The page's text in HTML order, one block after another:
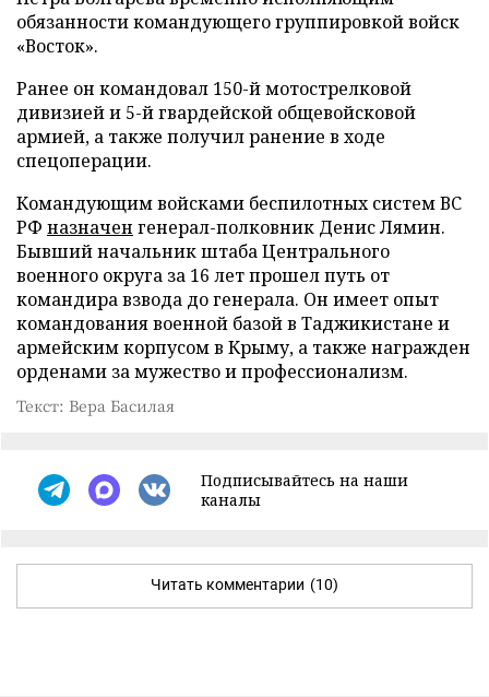
обязанности командующего группировкой войск
«Восток».
Ранее он командовал 150-й мотострелковой
дивизией и 5-й гвардейской общевойсковой
армией, а также получил ранение в ходе
спецоперации.
Командующим войсками беспилотных систем ВС
РФ назначен генерал-полковник Денис Лямин.
Бывший начальник штаба Центрального
военного округа за 16 лет прошел путь от
командира взвода до генерала. Он имеет опыт
командования военной базой в Таджикистане и
армейским корпусом в Крыму, а также награжден
орденами за мужество и профессионализм.
Текст: Вера Басилая
Подписывайтесь на наши
каналы
Читать комментарии (10)